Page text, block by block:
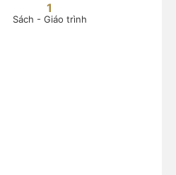
1
Sách - Giáo trình